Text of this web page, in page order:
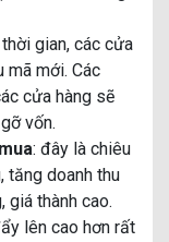
gian, các cửa
mã mới. Các
cửa hàng sẽ
vốn.
: đây là chiêu
tăng doanh thu
thành cao.
lên cao hơn rất